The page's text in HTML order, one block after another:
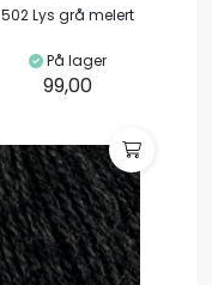
502 Lys grå melert
På lager
99,00